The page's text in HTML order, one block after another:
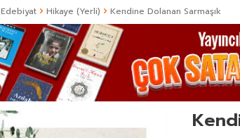
Edebiyat Hikaye (Yerli) Kendine Dolanan Sarmaşık